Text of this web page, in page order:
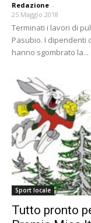
Redazione -
25 Maggio 2018
Terminati i lavori di
Pasubio. I dipendenti
hanno sgombrato la...
Sport locale
Tutto pronto